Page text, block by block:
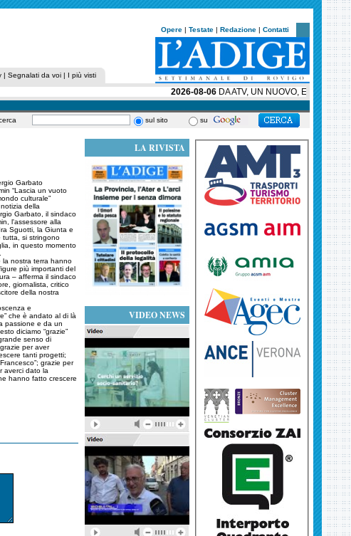
Opere | Testate | Redazione | Contatti
| Segnalati da voi | I più visti
2026-08-06DA ATV, UN NUOVO, ESCLUSIVO,
sul sito su
Garbato
“Lascia un vuoto
culturale”
della
Garbato, il sindaco
l'assessore alla
Sguotti, la Giunta e
tutta, si stringono
in questo momento
la nostra terra hanno
più importanti del
– afferma il sindaco
giornalista, critico
della nostra
e
che è andato al di là
passione e da un
diciamo “grazie”
senso di
per aver
tanti progetti;
grazie per
averci dato la
hanno fatto crescere
LA RIVISTA
VIDEO NEWS